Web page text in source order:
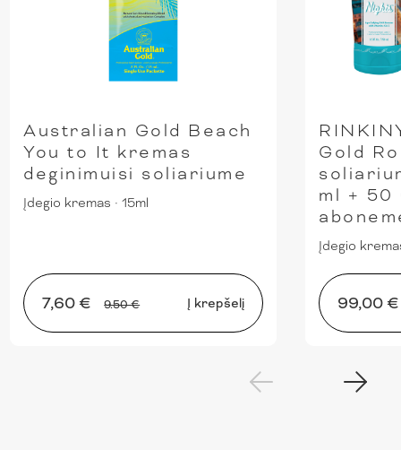
Australian Gold Beach
You to It kremas
deginimuisi soliariume
Įdegio kremas · 15ml
Į krepšelį
7,60 € 9.50 €
Gold
ml +
Įdegio
99,00